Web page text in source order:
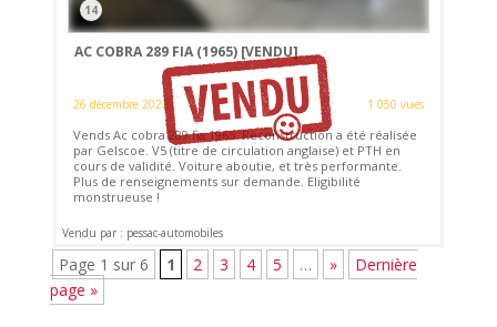
14
AC COBRA 289 FIA (1965) [VENDU]
26 décembre 2022 1 050 vues
Vends Ac cobra 289 fia 1965. Reconstruction a été réalisée
par Gelscoe. V5 (titre de circulation anglaise) et PTH en
cours de validité. Voiture aboutie, et très performante.
Plus de renseignements sur demande. Eligibilité
monstrueuse !
Vendu par : pessac-automobiles
Page 1 sur 6 1 2 3 4 5 … »
Dernière
page »